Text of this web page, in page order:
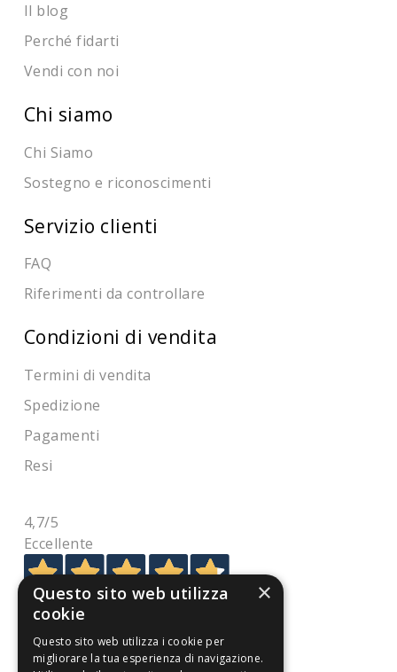
Il blog
Perché fidarti
Vendi con noi
Chi siamo
Chi Siamo
Sostegno e riconoscimenti
Servizio clienti
FAQ
Riferimenti da controllare
Condizioni di vendita
Termini di vendita
Spedizione
Pagamenti
Resi
4,7/5
Eccellente
3.821
Recensioni
×
Questo sito web utilizza
cookie
Questo sito web utilizza i cookie per
migliorare la tua esperienza di navigazione.